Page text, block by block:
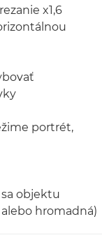
x1,6
portrét,
objektu
hromadná)